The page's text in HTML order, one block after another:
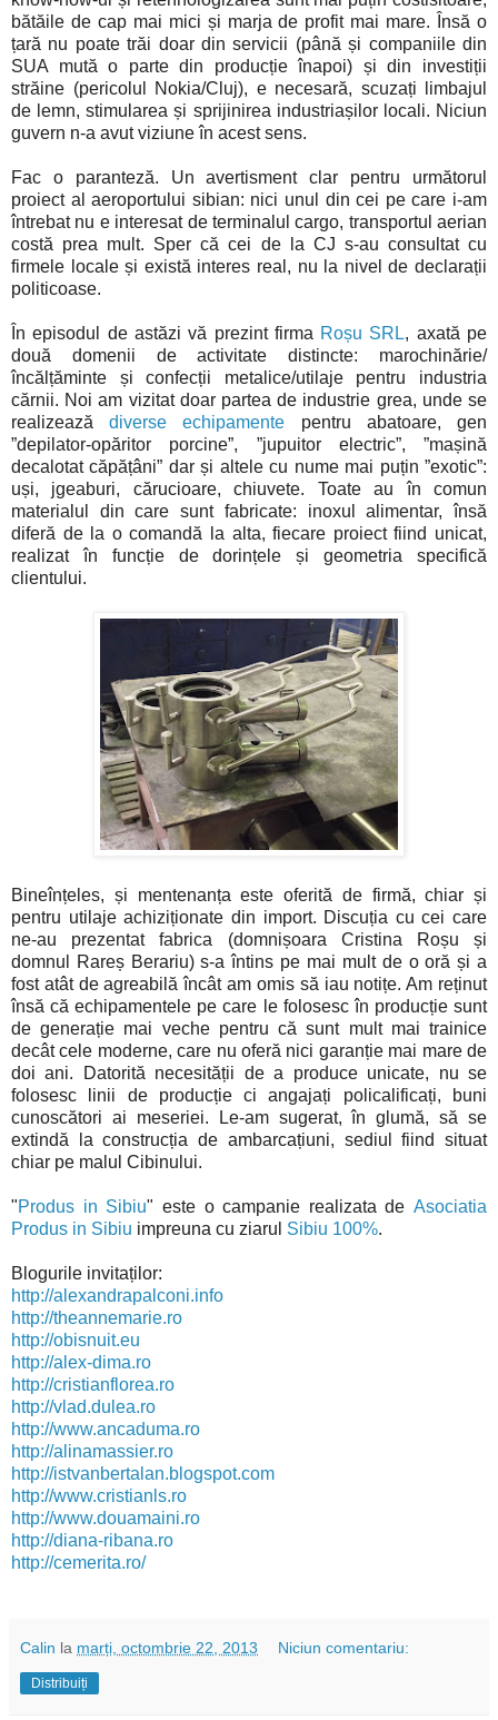
bătăile de cap mai mici și marja de profit mai mare. Însă o
țară nu poate trăi doar din servicii (până și companiile din
SUA mută o parte din producție înapoi) și din investiții
străine (pericolul Nokia/Cluj), e necesară, scuzați limbajul
de lemn, stimularea și sprijinirea industriașilor locali. Niciun
guvern n-a avut viziune în acest sens.
Fac o paranteză. Un avertisment clar pentru următorul
proiect al aeroportului sibian: nici unul din cei pe care i-am
întrebat nu e interesat de terminalul cargo, transportul aerian
costă prea mult. Sper că cei de la CJ s-au consultat cu
firmele locale și există interes real, nu la nivel de declarații
politicoase.
În episodul de astăzi vă prezint firma Roșu SRL, axată pe
două domenii de activitate distincte: marochinărie/
încălțăminte și confecții metalice/utilaje pentru industria
cărnii. Noi am vizitat doar partea de industrie grea, unde se
realizeazădiverse echipamente pentru abatoare, gen
”depilator-opăritor porcine”, ”jupuitor electric”, ”mașină
decalotat căpățâni” dar și altele cu nume mai puțin ”exotic”:
uși, jgeaburi, cărucioare, chiuvete. Toate au în comun
materialul din care sunt fabricate: inoxul alimentar, însă
diferă de la o comandă la alta, fiecare proiect fiind unicat,
realizat în funcție de dorințele și geometria specifică
clientului.
Bineînțeles, și mentenanța este oferită de firmă, chiar și
pentru utilaje achiziționate din import. Discuția cu cei care
ne-au prezentat fabrica (domnișoara Cristina Roșu și
domnul Rareș Berariu) s-a întins pe mai mult de o oră și a
fost atât de agreabilă încât am omis să iau notițe. Am reținut
însă că echipamentele pe care le folosesc în producție sunt
de generație mai veche pentru că sunt mult mai trainice
decât cele moderne, care nu oferă nici garanție mai mare de
doi ani. Datorită necesității de a produce unicate, nu se
folosesc linii de producție ci angajați policalificați, buni
cunoscători ai meseriei. Le-am sugerat, în glumă, să se
extindă la construcția de ambarcațiuni, sediul fiind situat
chiar pe malul Cibinului.
"Produs in Sibiu" este o campanie realizata de Asociatia
Produs in Sibiu impreuna cu ziarul Sibiu 100%.
Blogurile invitaților:
http://alexandrapalconi.info
http://theannemarie.ro
http://obisnuit.eu
http://alex-dima.ro
http://cristianflorea.ro
http://vlad.dulea.ro
http://www.ancaduma.ro
http://alinamassier.ro
http://istvanbertalan.blogspot.com
http://www.cristianls.ro
http://www.douamaini.ro
http://diana-ribana.ro
http://cemerita.ro/
Calin la marți, octombrie 22, 2013 Niciun comentariu:
Distribuiți